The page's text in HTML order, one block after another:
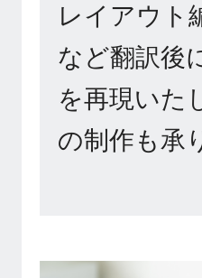
レイアウト
など翻訳後
を再現いた
の制作も承